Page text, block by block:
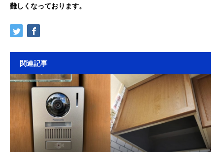
難しくなっております。
関連記事